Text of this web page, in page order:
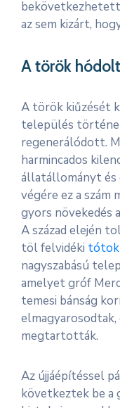
az sem kizárt,
A török
A török kiűzését
település
regenerálódott.
harmincados
állatállományt és
végére ez a szám
gyors növekedés
A század elején
töl felvidéki tótok
nagyszabású
amelyet gróf
temesi bánság
megtartották.
Az újjáépítéssel
következtek be a